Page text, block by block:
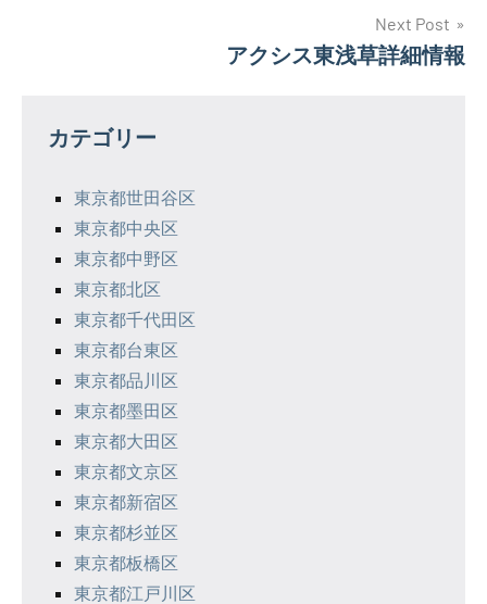
ー
Next Post
アクシス東浅草詳細情報
カテゴリー
東京都世田谷区
東京都中央区
東京都中野区
東京都北区
東京都千代田区
東京都台東区
東京都品川区
東京都墨田区
東京都大田区
東京都文京区
東京都新宿区
東京都杉並区
東京都板橋区
東京都江戸川区